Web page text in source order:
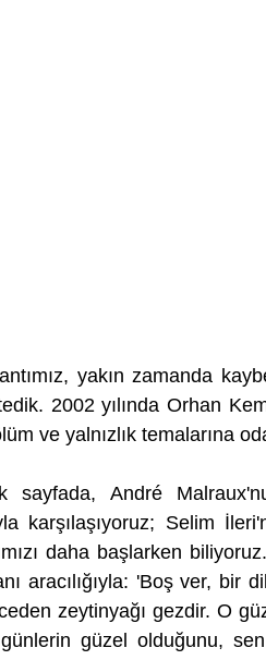
yakın zamanda
2002 yılında Orhan
ve yalnızlık temalarına
sayfada, André
karşılaşıyoruz; Selim
daha başlarken
aracılığıyla: 'Boş ver,
zeytinyağı gezdir. O
güzel olduğunu,